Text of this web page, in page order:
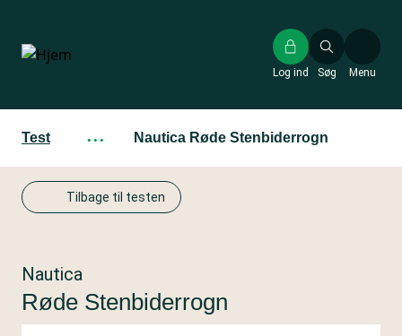
hovedindhold
Søg
Log ind Menu
Test ··· Nautica Røde Stenbiderrogn
Tilbage til testen
Nautica
Røde Stenbiderrogn